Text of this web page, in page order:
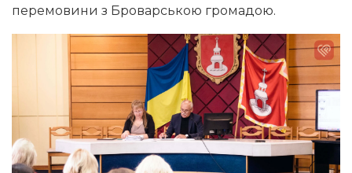
перемовини з Броварською громадою.